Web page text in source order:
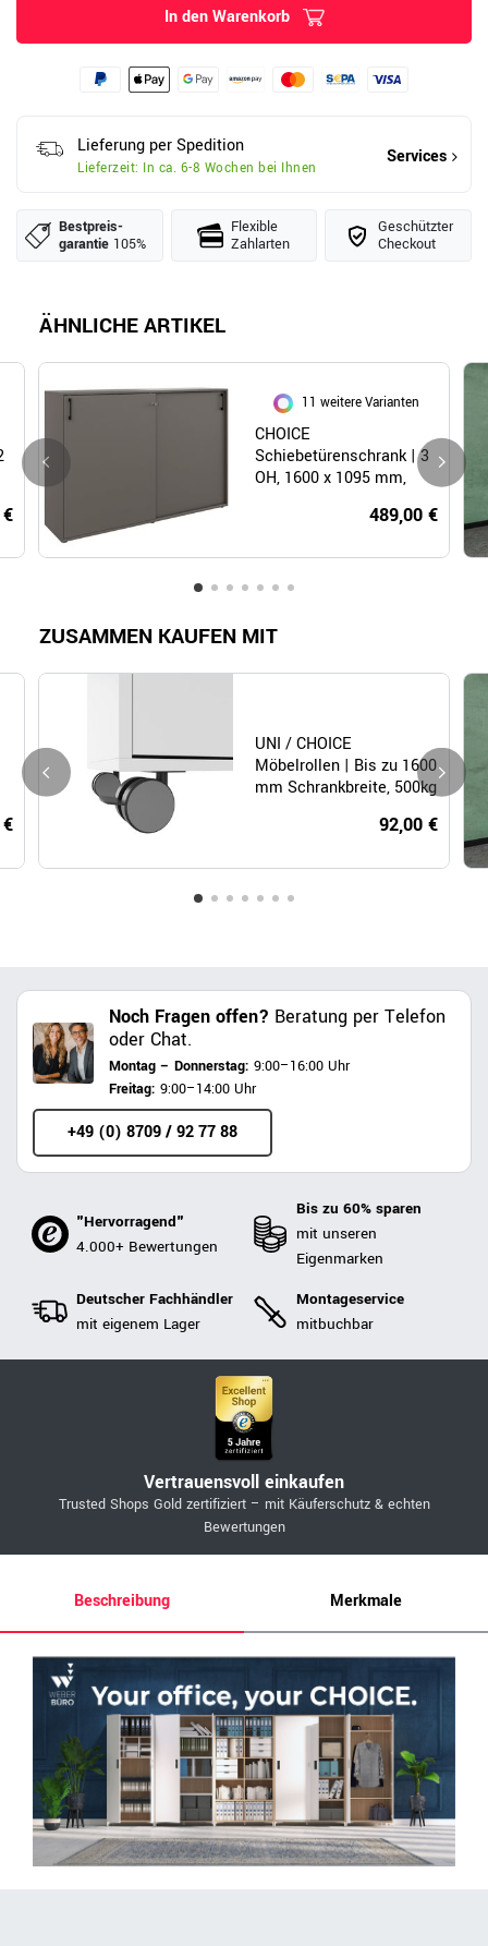
In den Warenkorb
Lieferung per Spedition
Lieferzeit: In ca. 6-8 Wochen bei Ihnen
Services
Bestpreis­
garantie 105%
Flexible
Zahlarten
Geschützter
Checkout
ÄHNLICHE ARTIKEL
11 weitere Varianten
CHOICE
Schiebetürenschrank | 3
OH, 1600 x 1095 mm,
489,00 €
ZUSAMMEN KAUFEN MIT
UNI / CHOICE
Möbelrollen | Bis zu 1600
mm Schrankbreite, 500kg
92,00 €
Noch Fragen offen? Beratung per Telefon
oder Chat.
Montag – Donnerstag: 9:00–16:00 Uhr
Freitag: 9:00–14:00 Uhr
+49 (0) 8709 / 92 77 88
"Hervorragend"
4.000+ Bewertungen
Bis zu 60% sparen
mit unseren
Eigenmarken
Deutscher Fachhändler
mit eigenem Lager
Montageservice
mitbuchbar
Vertrauensvoll einkaufen
Trusted Shops Gold zertifiziert – mit Käuferschutz & echten
Bewertungen
Beschreibung Merkmale